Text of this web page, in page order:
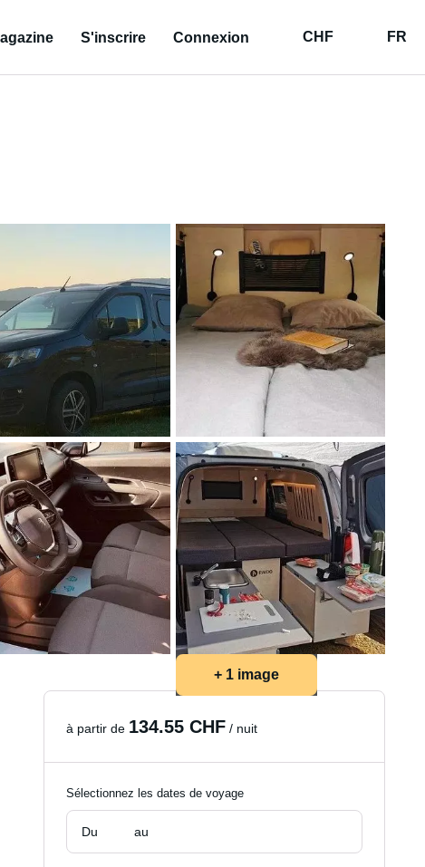
S'inscrire Connexion CHF FR
+ 1 image
à partir de 134.55 CHF / nuit
Sélectionnez les dates de voyage
Du au